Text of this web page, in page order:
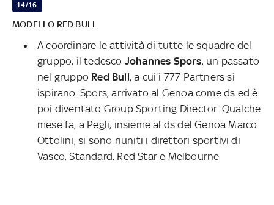
14/16
MODELLO RED BULL
A coordinare le attività di tutte le squadre del
gruppo, il tedesco Johannes Spors, un passato
nel gruppo Red Bull, a cui i 777 Partners si
ispirano. Spors, arrivato al Genoa come ds ed è
poi diventato Group Sporting Director. Qualche
mese fa, a Pegli, insieme al ds del Genoa Marco
Ottolini, si sono riuniti i direttori sportivi di
Vasco, Standard, Red Star e Melbourne